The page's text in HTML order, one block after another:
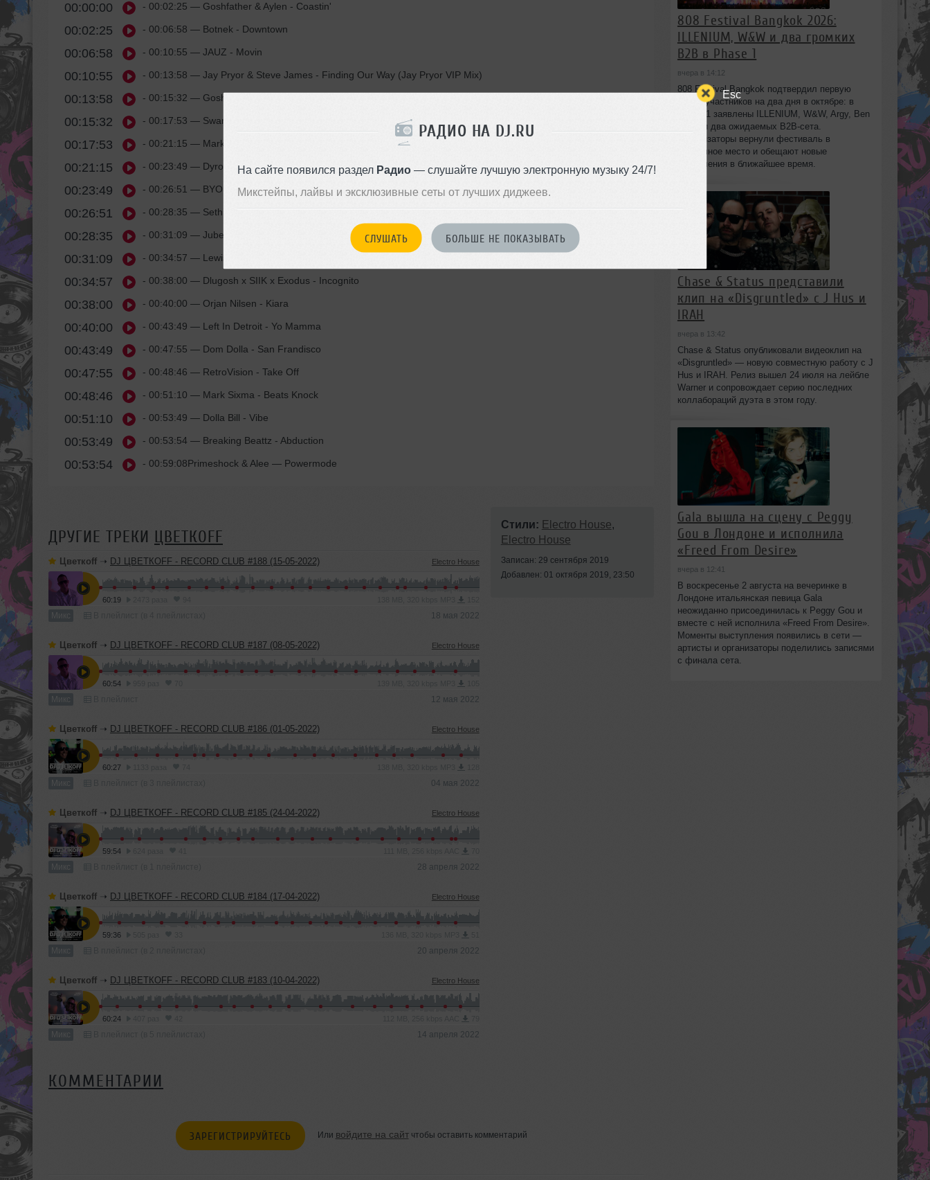
Esc
РАДИО НА DJ.RU
На сайте появился раздел Радио— слушайте лучшую электронную музыку 24/7!
Микстейпы, лайвы и эксклюзивные сеты от лучших диджеев.
СЛУШАТЬ БОЛЬШЕ НЕ ПОКАЗЫВАТЬ
00:00:00 - 00:02:25 — Goshfather & Aylen - Coastin'
00:02:25 - 00:06:58 — Botnek - Downtown
00:06:58 - 00:10:55 — JAUZ - Movin
00:10:55 - 00:13:58 — Jay Pryor & Steve James - Finding Our Way (Jay Pryor VIP Mix)
00:13:58 - 00:15:32 — Goshfather & Aylen - Found You
00:15:32 - 00:17:53 — Swanky Tunes, NSSND, LexBlaze - Game Time (Extended Mix)
00:17:53 - 00:21:15 — Mark Sixma - Million Miles
00:21:15 - 00:23:49 — Dyro - Masquerade
00:23:49 - 00:26:51 — BYOR - Rhyme & Reason
00:26:51 - 00:28:35 — Seth Hills - Rebound
00:28:35 - 00:31:09 — Jubel - Dancing In The Moonlight (feat. NEIMY) (Jack Wins Remix)
00:31:09 - 00:34:57 — Lewis Capaldi - Someone You Loved (Paul Green Bootleg)
00:34:57 - 00:38:00 — Dlugosh x SIIK x Exodus - Incognito
00:38:00 - 00:40:00 — Orjan Nilsen - Kiara
00:40:00 - 00:43:49 — Left In Detroit - Yo Mamma
00:43:49 - 00:47:55 — Dom Dolla - San Frandisco
00:47:55 - 00:48:46 — RetroVision - Take Off
00:48:46 - 00:51:10 — Mark Sixma - Beats Knock
00:51:10 - 00:53:49 — Dolla Bill - Vibe
00:53:49 - 00:53:54 — Breaking Beattz - Abduction
00:53:54 - 00:59:08Primeshock & Alee — Powermode
ДРУГИЕ ТРЕКИ ЦВЕТКОFF
Цветкоff ➝ DJ ЦВЕТКОFF - RECORD CLUB #188 (15-05-2022) Electro House
60:19
Микс 18 мая 2022
Цветкоff ➝ DJ ЦВЕТКОFF - RECORD CLUB #187 (08-05-2022) Electro House
60:54
Микс 12 мая 2022
Цветкоff ➝ DJ ЦВЕТКОFF - RECORD CLUB #186 (01-05-2022) Electro House
60:27
Микс 04 мая 2022
Цветкоff ➝ DJ ЦВЕТКОFF - RECORD CLUB #185 (24-04-2022) Electro House
59:54
Микс 28 апреля 2022
Цветкоff ➝ DJ ЦВЕТКОFF - RECORD CLUB #184 (17-04-2022) Electro House
59:36
Микс 20 апреля 2022
Цветкоff ➝ DJ ЦВЕТКОFF - RECORD CLUB #183 (10-04-2022) Electro House
60:24
Микс 14 апреля 2022
Стили: Electro House,
Electro House
Записан: 29 сентября 2019
Добавлен: 01 октября 2019, 23:50
КОММЕНТАРИИ
ЗАРЕГИСТРИРУЙТЕСЬ Или войдите на сайтчтобы оставить комментарий
808 Festival Bangkok 2026:
ILLENIUM, W&W и два громких
B2B в Phase 1
вчера в 14:12
808 Festival Bangkok подтвердил первую
волну участников на два дня в октябре: в
Phase 1 заявлены ILLENIUM, W&W, Argy, Ben
Nicky и два ожидаемых B2B-сета.
Организаторы вернули фестиваль в
привычное место и обещают новые
объявления в ближайшее время.
Chase & Status представили
клип на «Disgruntled» с J Hus и
IRAH
вчера в 13:42
Chase & Status опубликовали видеоклип на
«Disgruntled» — новую совместную работу с J
Hus и IRAH. Релиз вышел 24 июля на лейбле
Warner и сопровождает серию последних
коллабораций дуэта в этом году.
Gala вышла на сцену с Peggy
Gou в Лондоне и исполнила
«Freed From Desire»
вчера в 12:41
В воскресенье 2 августа на вечеринке в
Лондоне итальянская певица Gala
неожиданно присоединилась к Peggy Gou и
вместе с ней исполнила «Freed From Desire».
Моменты выступления появились в сети —
артисты и организаторы поделились записями
с финала сета.